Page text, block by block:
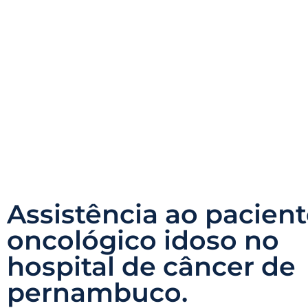
Assistência ao
oncológico idoso no
hospital de câncer de
pernambuco.